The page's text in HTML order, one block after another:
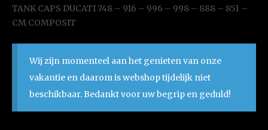
TANK CAPS DUCATI 748 – 916 – 996 – 998 – 888 – 851 –
CM COMPOSIT
Wij zijn momenteel aan het genieten van onze
vakantie en daarom is webshop tijdelijk niet
beschikbaar. Bedankt voor uw begrip en geduld!